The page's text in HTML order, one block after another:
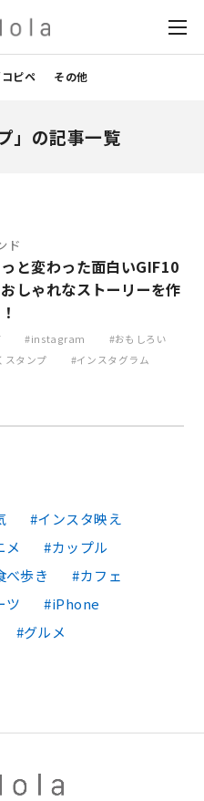
ピペ その他
」の記事一覧
ド
と変わった面白いGIF10
しゃれなストーリーを作
instagram
おもしろい
スタンプ
インスタグラム
インスタ映え
メ
カップル
べ歩き
カフェ
ツ
iPhone
グルメ